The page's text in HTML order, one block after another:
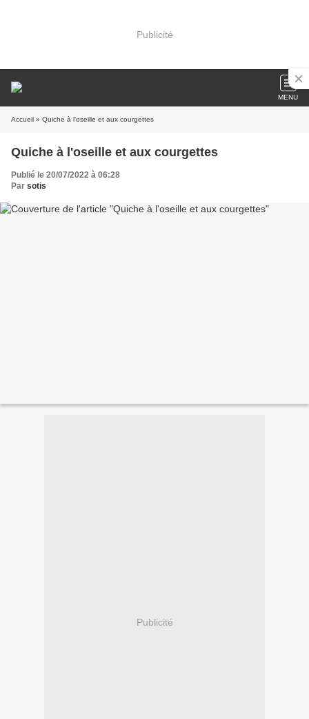
Publicité
MENU
Accueil » Quiche à l'oseille et aux courgettes
Quiche à l'oseille et aux courgettes
Publié le 20/07/2022 à 06:28
Par sotis
Publicité